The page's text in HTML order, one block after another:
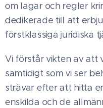
om lagar och regler
dedikerade till att
förstklassiga juridiska
Vi förstår vikten av att
samtidigt som vi ser
strävar efter att hitta
enskilda och de